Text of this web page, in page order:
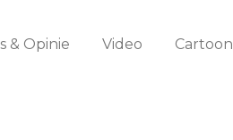
& Opinie Video Cartoon